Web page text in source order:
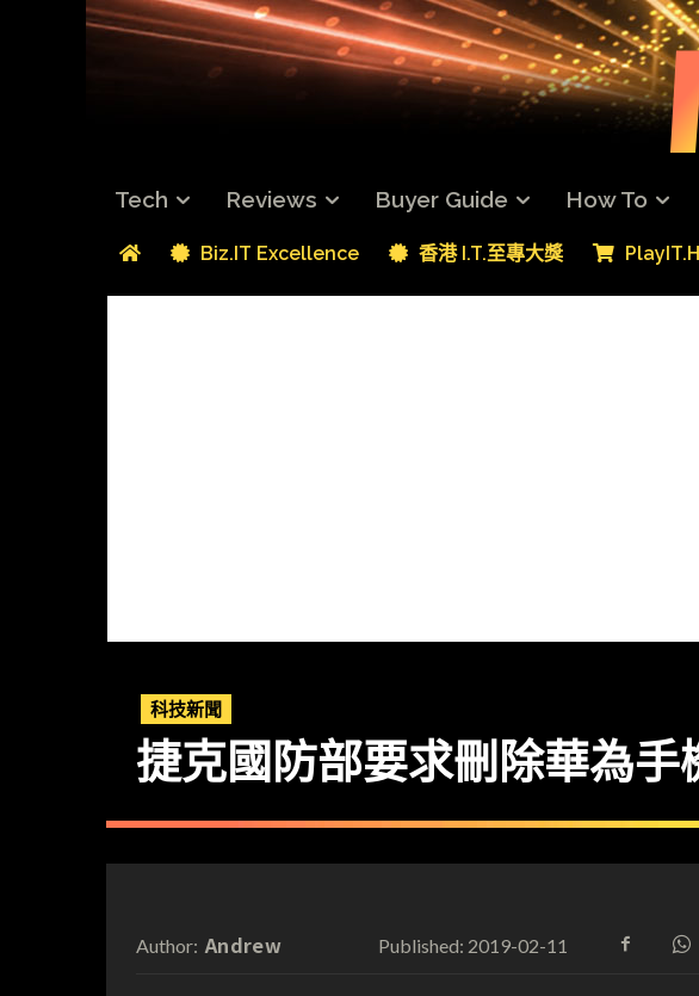
Tech Reviews Buyer Guide How To
Biz.IT Excellence 香港 I.T.至專大獎
科技新聞
捷克國防部要求刪除華為手
Author: Andrew Published: 2019-02-11